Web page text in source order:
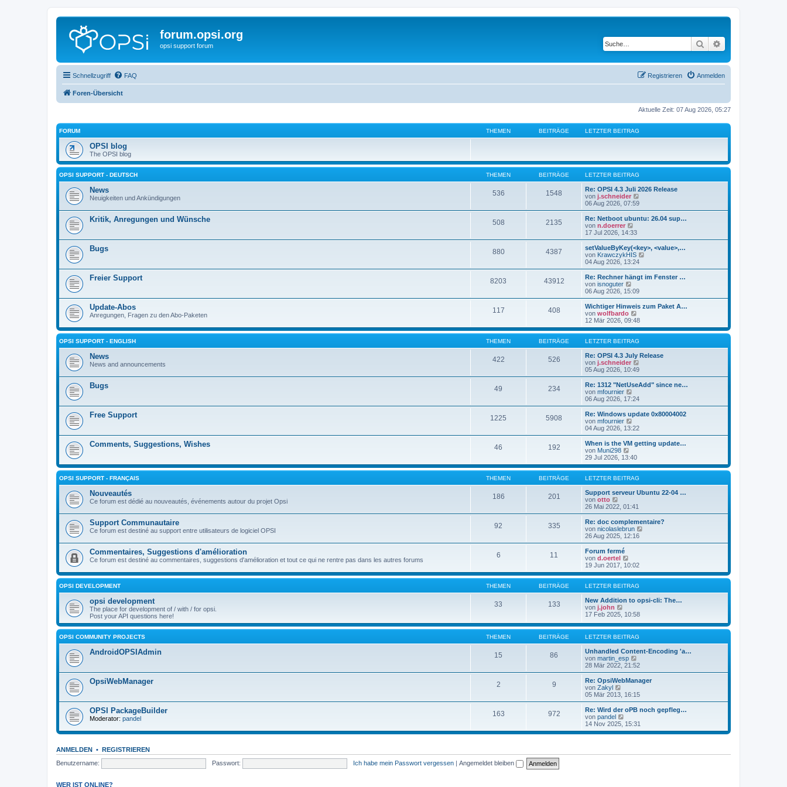
forum.opsi.org
opsi support forum Suche
Schnellzugriff FAQ Anmelden
Registrieren
Foren-Übersicht
Aktuelle Zeit: 07 Aug 2026, 05:27
FORUM THEMEN BEITRÄGE LETZTER BEITRAG
OPSI blog
The OPSI blog
OPSI SUPPORT - DEUTSCH THEMEN BEITRÄGE LETZTER BEITRAG
News
Neuigkeiten und Ankündigungen
536 1548
Re: OPSI 4.3 Juli 2026 Release
von j.schneider
u
e
B
e
r
06 Aug 2026, 07:59
Kritik, Anregungen und Wünsche 508 2135
Re: Netboot ubuntu: 26.04 sup…
von n.doerrer
e
u
e
s
t
B
e
i
r
a
g
17 Jul 2026, 14:33
Bugs 880 4387
setValueByKey(<key>, <value>,…
von KrawczykHIS
u
e
B
t
g
04 Aug 2026, 13:24
Freier Support 8203 43912
Re: Rechner hängt im Fenster …
von isnoguter
e
u
e
s
t
r
B
e
i
t
r
06 Aug 2026, 15:09
Update-Abos
Anregungen, Fragen zu den Abo-Paketen
117 408
Wichtiger Hinweis zum Paket A…
von wolfbardo
e
u
e
s
t
e
r
B
e
i
r
g
12 Mär 2026, 09:48
OPSI SUPPORT - ENGLISH THEMEN BEITRÄGE LETZTER BEITRAG
News
News and announcements
422 526
Re: OPSI 4.3 July Release
von j.schneider
u
e
B
r
05 Aug 2026, 10:49
Bugs 49 234
Re: 1312 "NetUseAdd" since ne…
von mfournier
e
u
e
s
t
B
e
i
t
r
a
06 Aug 2026, 17:24
Free Support 1225 5908
Re: Windows update 0x80004002
von mfournier
e
u
e
s
t
r
B
e
i
r
04 Aug 2026, 13:22
Comments, Suggestions, Wishes 46 192
When is the VM getting update…
von Muni298
e
u
e
s
t
e
B
e
i
t
r
29 Jul 2026, 13:40
OPSI SUPPORT - FRANÇAIS THEMEN BEITRÄGE LETZTER BEITRAG
Nouveautés
Ce forum est dédié au nouveautés, événements autour du projet Opsi
186 201
Support serveur Ubuntu 22-04 …
von otto
e
u
e
s
t
e
B
e
t
r
a
g
26 Mai 2022, 01:41
Support Communautaire
Ce forum est destiné au support entre utilisateurs de logiciel OPSI
92 335
Re: doc complementaire?
von nicolaslebrun
u
r
e
i
g
26 Aug 2025, 12:16
Commentaires, Suggestions d'amélioration
Ce forum est destiné au commentaires, suggestions d'amélioration et tout ce qui ne rentre pas dans les autres forums
6 11
Forum fermé
von d.oertel
e
u
e
s
t
e
B
i
t
a
g
19 Jun 2017, 10:02
OPSI DEVELOPMENT THEMEN BEITRÄGE LETZTER BEITRAG
opsi development
The place for development of / with / for opsi.
Post your API questions here!
33 133
New Addition to opsi-cli: The…
von j.john
e
e
s
e
r
B
e
t
r
a
g
17 Feb 2025, 10:58
OPSI COMMUNITY PROJECTS THEMEN BEITRÄGE LETZTER BEITRAG
AndroidOPSIAdmin 15 86
Unhandled Content-Encoding 'a…
von martin_esp
e
u
e
t
B
e
i
t
g
28 Mär 2022, 21:52
OpsiWebManager 2 9
Re: OpsiWebManager
von Zakyl
e
u
e
s
t
e
r
i
05 Mär 2013, 16:15
OPSI PackageBuilder
Moderator: pandel
163 972
Re: Wird der oPB noch gepfleg…
von pandel
e
u
14 Nov 2025, 15:31
ANMELDEN • REGISTRIEREN
Benutzername:
Passwort: Ich habe mein Passwort vergessen | Angemeldet bleiben
WER IST ONLINE?